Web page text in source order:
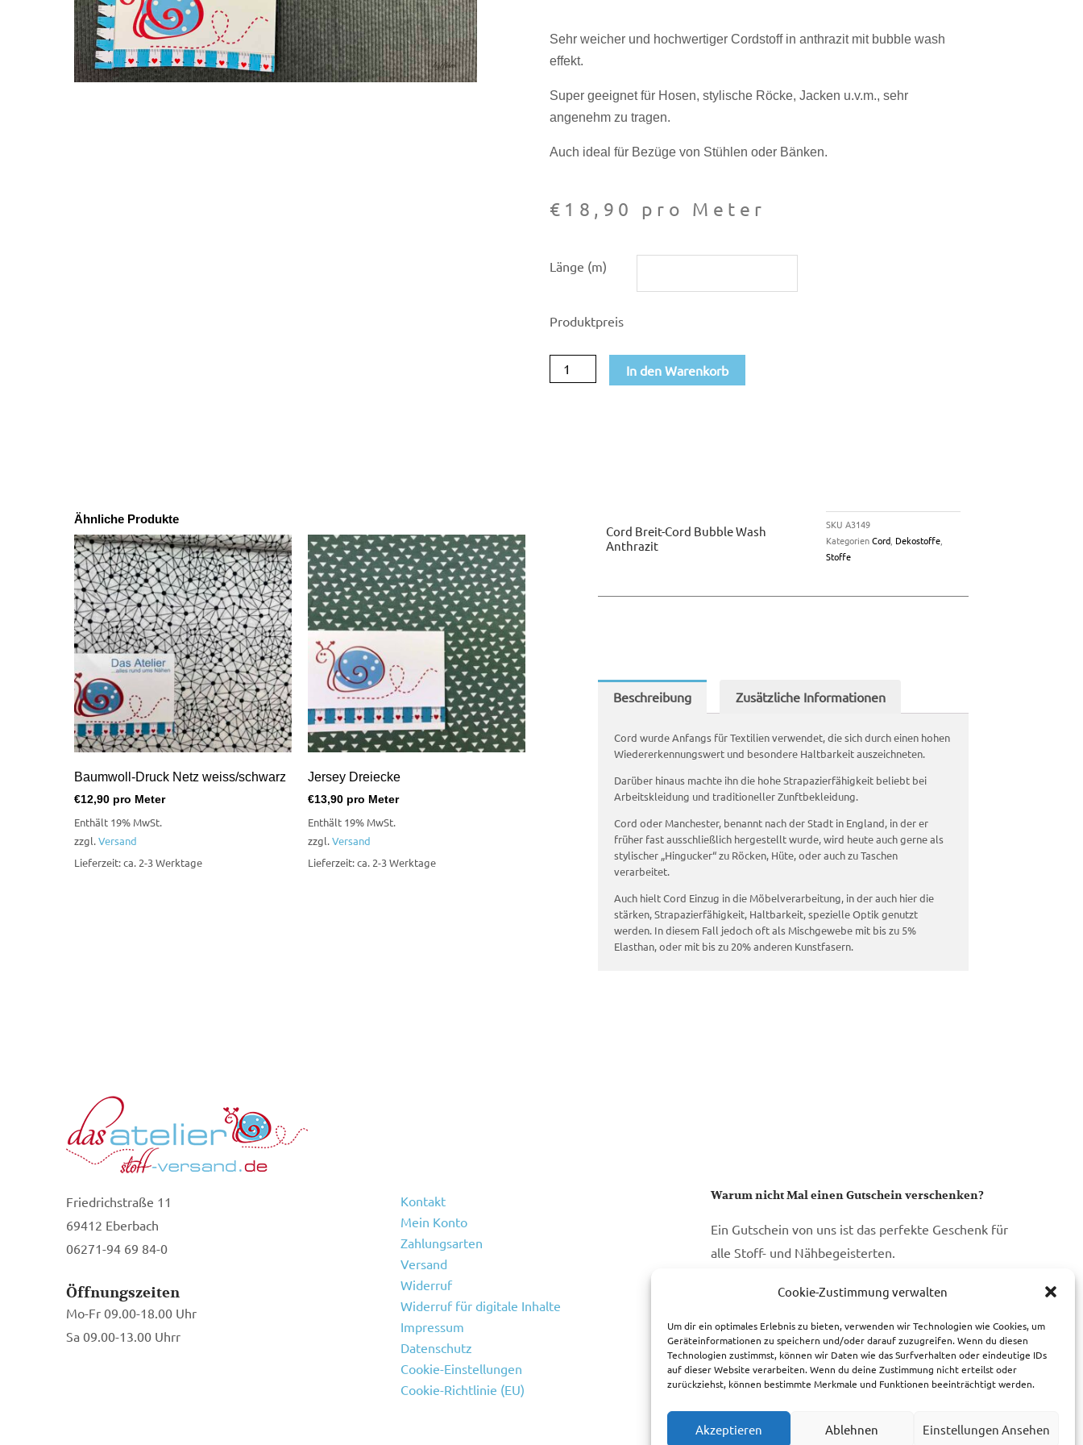
Cookie-Zustimmung verwalten
Um dir ein optimales Erlebnis zu bieten, verwenden wir Technologien wie Cookies, um
Geräteinformationen zu speichern und/oder darauf zuzugreifen. Wenn du diesen
Technologien zustimmst, können wir Daten wie das Surfverhalten oder eindeutige IDs
auf dieser Website verarbeiten. Wenn du deine Zustimmung nicht erteilst oder
zurückziehst, können bestimmte Merkmale und Funktionen beeinträchtigt werden.
Akzeptieren Ablehnen Einstellungen Ansehen
Sehr weicher und hochwertiger Cordstoff in anthrazit mit bubble wash
effekt.
Super geeignet für Hosen, stylische Röcke, Jacken u.v.m., sehr
angenehm zu tragen.
Auch ideal für Bezüge von Stühlen oder Bänken.
€ 18,90 pro Meter
Länge (m)
Produktpreis
Breit-
bubble
anthrazit
In den Warenkorb
Ähnliche Produkte
Baumwoll-Druck Netz weiss/schwarz
€12,90 pro Meter
Enthält 19% MwSt.
zzgl.Versand
Lieferzeit: ca. 2-3 Werktage
Jersey Dreiecke
€13,90 pro Meter
Enthält 19% MwSt.
zzgl.Versand
Lieferzeit: ca. 2-3 Werktage
Cord Breit-Cord Bubble Wash
Anthrazit
SKU A3149
Kategorien Cord, Dekostoffe,
Stoffe
Beschreibung Zusätzliche Informationen
Cord wurde Anfangs für Textilien verwendet, die sich durch einen hohen
Wiedererkennungswert und besondere Haltbarkeit auszeichneten.
Darüber hinaus machte ihn die hohe Strapazierfähigkeit beliebt bei
Arbeitskleidung und traditioneller Zunftbekleidung.
Cord oder Manchester, benannt nach der Stadt in England, in der er
früher fast ausschließlich hergestellt wurde, wird heute auch gerne als
stylischer „Hingucker“ zu Röcken, Hüte, oder auch zu Taschen
verarbeitet.
Auch hielt Cord Einzug in die Möbelverarbeitung, in der auch hier die
stärken, Strapazierfähigkeit, Haltbarkeit, spezielle Optik genutzt
werden. In diesem Fall jedoch oft als Mischgewebe mit bis zu 5%
Elasthan, oder mit bis zu 20% anderen Kunstfasern.
Friedrichstraße 11
69412 Eberbach
06271-94 69 84-0
Öffnungszeiten
Mo-Fr 09.00-18.00 Uhr
Sa 09.00-13.00 Uhrr
Kontakt
Mein Konto
Zahlungsarten
Versand
Widerruf
Widerruf für digitale Inhalte
Impressum
Datenschutz
Cookie-Einstellungen
Cookie-Richtlinie (EU)
Warum nicht Mal einen Gutschein verschenken?
Ein Gutschein von uns ist das perfekte Geschenk für
alle Stoff- und Nähbegeisterten.